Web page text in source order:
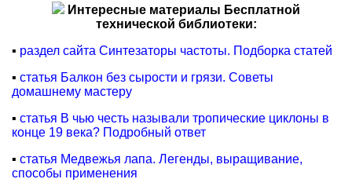
Интересные материалы Бесплатной
технической библиотеки:
▪ раздел сайта Синтезаторы частоты. Подборка статей
▪ статья Балкон без сырости и грязи. Советы
домашнему мастеру
▪ статья В чью честь называли тропические циклоны в
конце 19 века? Подробный ответ
▪ статья Медвежья лапа. Легенды, выращивание,
способы применения